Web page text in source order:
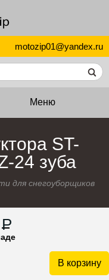
motozip01@yandex.ru
Меню
ST-
24 зуба
для снегоуборщиков
P
В корзину